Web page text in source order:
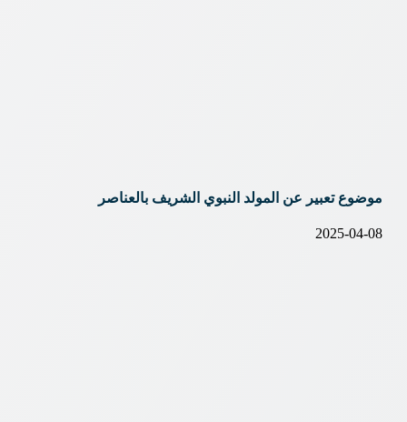
موضوع تعبير عن المولد النبوي الشريف بالعناصر
2025-04-08